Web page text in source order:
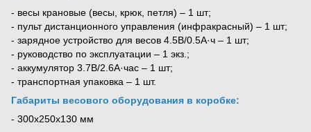
- весы крановые (весы, крюк, петля) – 1 шт;
- пульт дистанционного управления (инфракрасный) – 1 шт;
- зарядное устройство для весов 4.5В/0.5А·ч – 1 шт;
- руководство по эксплуатации – 1 экз.;
- аккумулятор 3.7В/2.6А·час – 1 шт;
- транспортная упаковка – 1 шт.
Габариты весового оборудования в коробке:
- 300х250х130 мм